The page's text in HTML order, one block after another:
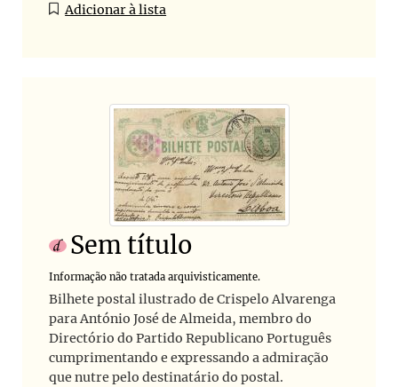
Adicionar à lista
Sem título
Informação não tratada arquivisticamente.
Bilhete postal ilustrado de Crispelo Alvarenga
para António José de Almeida, membro do
Directório do Partido Republicano Português
cumprimentando e expressando a admiração
que nutre pelo destinatário do postal.